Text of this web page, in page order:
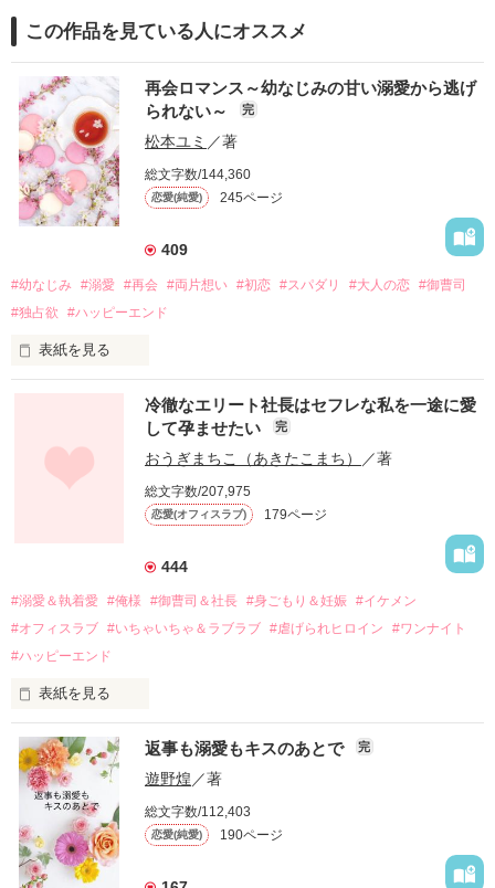
この作品を見ている人にオススメ
再会ロマンス～幼なじみの甘い溺愛から逃げ
られない～
完
松本ユミ ／著
総文字数/144,360
恋愛(純愛) 245ページ
409
#幼なじみ #溺愛 #再会 #両片想い #初恋 #スパダリ #大人の恋 #御曹司
#独占欲
#ハッピーエンド
表紙を見る
幼なじみの哲平に淡い恋心を抱いていた美桜。
しかし、ある出来事をきっかけに二人の関係は壊れてしまう。
関係修復もできないまま、美桜は両親の離婚によって
引っ越すことになり、哲平とも離れ離れになった。
それから約十二年後。
過去の傷から、二度と会いたくないと思っていた哲平に
運命のような再会を果たす。
酔った勢いで一夜を共にしてしまった。
さらに、美桜が初めてだと知った哲平は
『責任をとる、結婚しよう』と真っ直ぐに告げてきた。
戸惑う美桜とは裏腹に、好きという気持ちを隠すことなく
甘やかしてくる。
そんなある日、哲平は美桜がストーカー被害に
遭っていることを知る。
美桜を守るため、哲平は同居を提案してきて――。
冷徹なエリート社長はセフレな私を一途に愛
して孕ませたい
完
おうぎまちこ（あきたこまち） ／著
総文字数/207,975
恋愛(オフィスラブ) 179ページ
444
#溺愛＆執着愛 #俺様 #御曹司＆社長 #身ごもり＆妊娠 #イケメン
#オフィスラブ #いちゃいちゃ＆ラブラブ #虐げられヒロイン
#ワンナイト
#ハッピーエンド
表紙を見る
おかしな噂を流されて前の職場でうまくいかなかった梅田美
桜は、海外で傷心旅行をしていたところ、日本人美青年と出会
い、酒の勢いもあり一夜限りの関係となる。
帰国後、美桜は新しい職場でワンナイトした美青年と再会。
なんと彼の正体は、とある財閥御曹司にも関わらず、一族を離
れて起業した新進気鋭の実業家、社内でも冷徹だと評判な社長
――御影恭司その人だったのだ――！
なぜか恭司から飼い猫の世話係を命じられた美桜は、猫の世
返事も溺愛もキスのあとで 完
遊野煌／著
総文字数/112,403
恋愛(純愛) 190ページ